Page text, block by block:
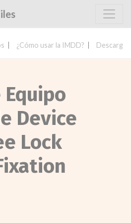
¿Cómo usar la IMDD? Descargar
Device
Lock